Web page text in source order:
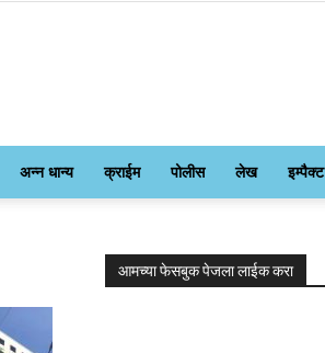
अन्न धान्य क्राईम पोलीस लेख इम्पैक्ट
आमच्या फेसबुक पेजला लाईक करा